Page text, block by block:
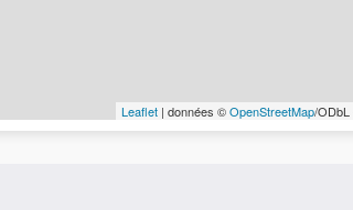
Leaflet | données ©OpenStreetMap/ODbL